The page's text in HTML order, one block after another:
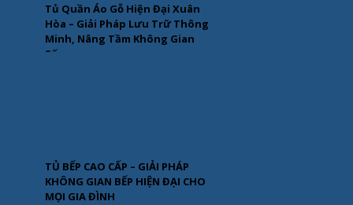
Tủ Quần Áo Gỗ Hiện Đại Xuân
Hòa – Giải Pháp Lưu Trữ Thông
Minh, Nâng Tầm Không Gian
Sống
TỦ BẾP CAO CẤP – GIẢI PHÁP
KHÔNG GIAN BẾP HIỆN ĐẠI CHO
MỌI GIA ĐÌNH